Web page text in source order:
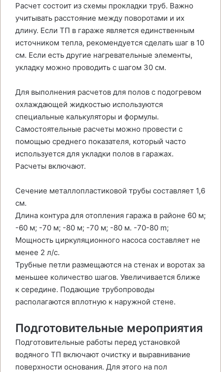
Расчет состоит из схемы прокладки труб. Важно
учитывать расстояние между поворотами и их
длину. Если ТП в гараже является единственным
источником тепла, рекомендуется сделать шаг в 10
см. Если есть другие нагревательные элементы,
укладку можно проводить с шагом 30 см.
Для выполнения расчетов для полов с подогревом
охлаждающей жидкостью используются
специальные калькуляторы и формулы.
Самостоятельные расчеты можно провести с
помощью среднего показателя, который часто
используется для укладки полов в гаражах.
Расчеты включают.
Сечение металлопластиковой трубы составляет 1,6
см.
Длина контура для отопления гаража в районе 60 м;
-60 м; -70 м; -80 м; -70 м; -80 м. -70-80 m;
Мощность циркуляционного насоса составляет не
менее 2 л/с.
Трубные петли размещаются на стенах и воротах за
меньшее количество шагов. Увеличивается ближе
к середине. Подающие трубопроводы
располагаются вплотную к наружной стене.
Подготовительные мероприятия
Подготовительные работы перед установкой
водяного ТП включают очистку и выравнивание
поверхности основания. Для этого на пол